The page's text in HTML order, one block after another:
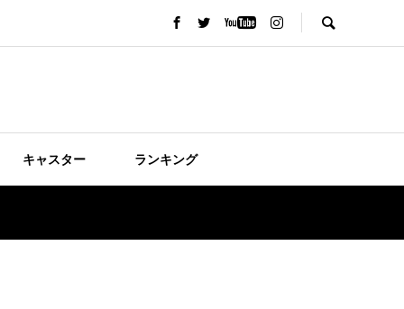
キャスター ランキング